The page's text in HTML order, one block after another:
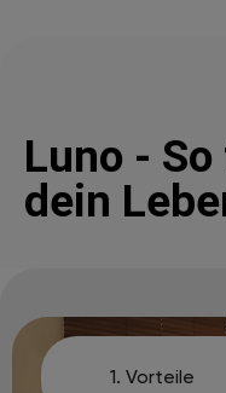
Luno -
dein
1. Vorteile